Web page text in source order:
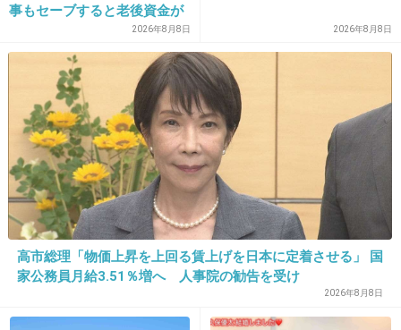
ったけど案の定だね
1件の返信
18. 匿名2026/07/07(火) 23:40:13
それスノ面白かったね
1件の返信
-12
事もセーブすると老後資金が
貯められない…一方、子育て
していない人は潤沢な資金で
悠々老後だと歪んでいるので
は？→様々な意見
2026年8月8日 2026年8月8日
高市総理「物価上昇を上回る賃上げを日本に定着させる」 国
家公務員月給3.51％増へ 人事院の勧告を受け
2026年8月8日